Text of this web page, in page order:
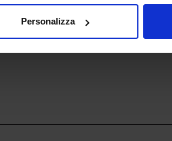
Personalizza